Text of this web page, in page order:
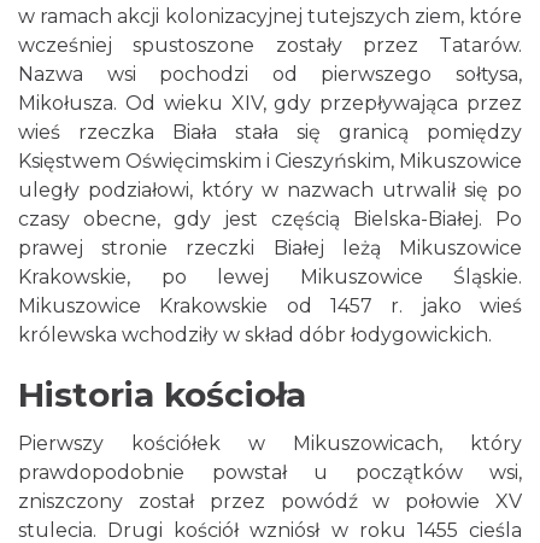
w ramach akcji kolonizacyjnej tutejszych ziem, które
wcześniej spustoszone zostały przez Tatarów.
Nazwa wsi pochodzi od pierwszego sołtysa,
Mikołusza. Od wieku XIV, gdy przepływająca przez
wieś rzeczka Biała stała się granicą pomiędzy
Księstwem Oświęcimskim i Cieszyńskim, Mikuszowice
uległy podziałowi, który w nazwach utrwalił się po
czasy obecne, gdy jest częścią Bielska-Białej. Po
prawej stronie rzeczki Białej leżą Mikuszowice
Krakowskie, po lewej Mikuszowice Śląskie.
Mikuszowice Krakowskie od 1457 r. jako wieś
królewska wchodziły w skład dóbr łodygowickich.
Historia kościoła
Pierwszy kościółek w Mikuszowicach, który
prawdopodobnie powstał u początków wsi,
zniszczony został przez powódź w połowie XV
stulecia. Drugi kościół wzniósł w roku 1455 cieśla